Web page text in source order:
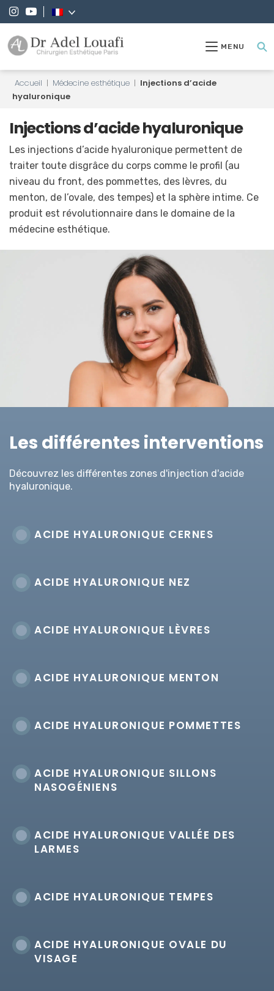
MENU
Accueil | Médecine esthétique | Injections d’acide
hyaluronique
Injections d’acide hyaluronique
Les injections d’acide hyaluronique permettent de
traiter toute disgrâce du corps comme le profil (au
niveau du front, des pommettes, des lèvres, du
menton, de l’ovale, des tempes) et la sphère intime. Ce
produit est révolutionnaire dans le domaine de la
médecine esthétique.
Les différentes interventions
Découvrez les différentes zones d'injection d'acide
hyaluronique.
ACIDE HYALURONIQUE CERNES
ACIDE HYALURONIQUE NEZ
ACIDE HYALURONIQUE LÈVRES
ACIDE HYALURONIQUE MENTON
ACIDE HYALURONIQUE POMMETTES
ACIDE HYALURONIQUE SILLONS
NASOGÉNIENS
ACIDE HYALURONIQUE VALLÉE DES
LARMES
ACIDE HYALURONIQUE TEMPES
ACIDE HYALURONIQUE OVALE DU
VISAGE